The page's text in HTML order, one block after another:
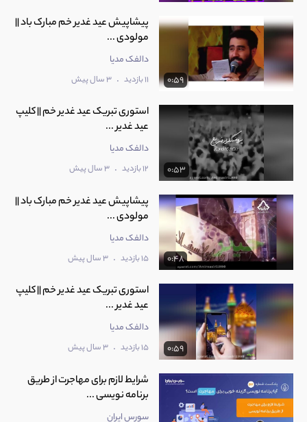
0:59
پیشاپیش عید غدیر خم مبارک باد ||
مولودی ...
دالفک مدیا
11 بازدید . 3 سال پیش
0:53
استوری تبریک عید غدیر خم || کلیپ
عید غدیر ...
دالفک مدیا
12 بازدید . 3 سال پیش
0:48
پیشاپیش عید غدیر خم مبارک باد ||
مولودی ...
دالفک مدیا
15 بازدید . 3 سال پیش
0:59
استوری تبریک عید غدیر خم || کلیپ
عید غدیر ...
دالفک مدیا
15 بازدید . 3 سال پیش
شرایط لازم برای مهاجرت از طریق
برنامه نویسی ...
سورس ایران